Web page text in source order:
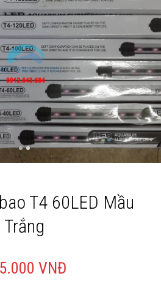
T4 60LED Mầu
Trắng
VNĐ
Xử lý nước
Thức ăn cá
Đèn bể cá
Bể cá cảnh
Trang trí bể cá
Cá rồng & Phụ kiện
Bể thủy sinh & Phụ kiện
Thi công hồ cá Koi
Giới thiệu
Dự Án